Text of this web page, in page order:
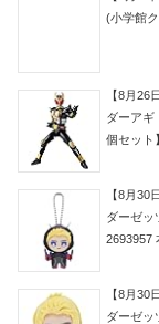
(小学館
【8月26
ダーアギ
個セット】
【8月30
ダーゼッ
2693957
【8月30
ダーゼッ